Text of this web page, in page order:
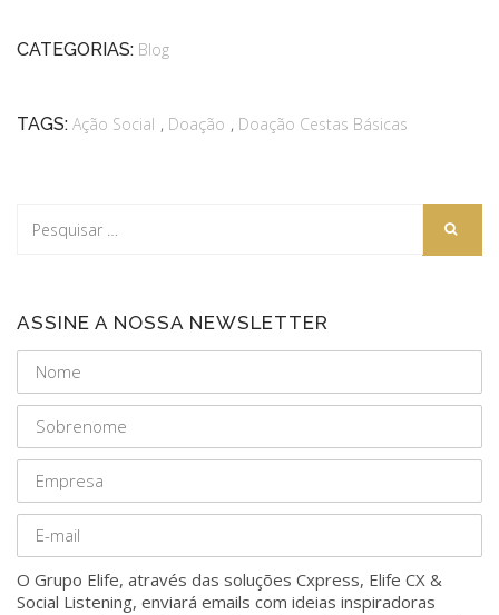
CATEGORIAS: Blog
TAGS: Ação Social , Doação , Doação Cestas Básicas
ASSINE A NOSSA NEWSLETTER
O Grupo Elife, através das soluções Cxpress, Elife CX &
Social Listening, enviará emails com ideias inspiradoras